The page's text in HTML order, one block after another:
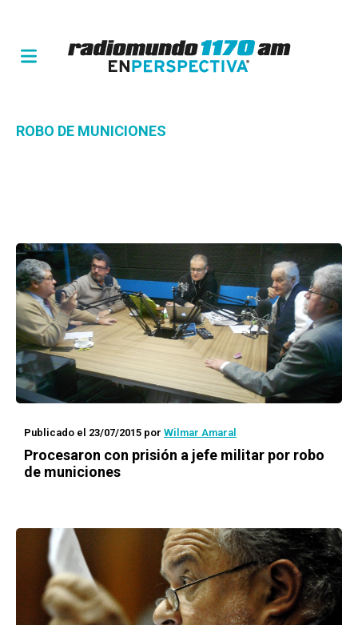
ROBO DE MUNICIONES
Publicado el 23/07/2015 por Wilmar Amaral
Procesaron con prisión a jefe militar por robo
de municiones